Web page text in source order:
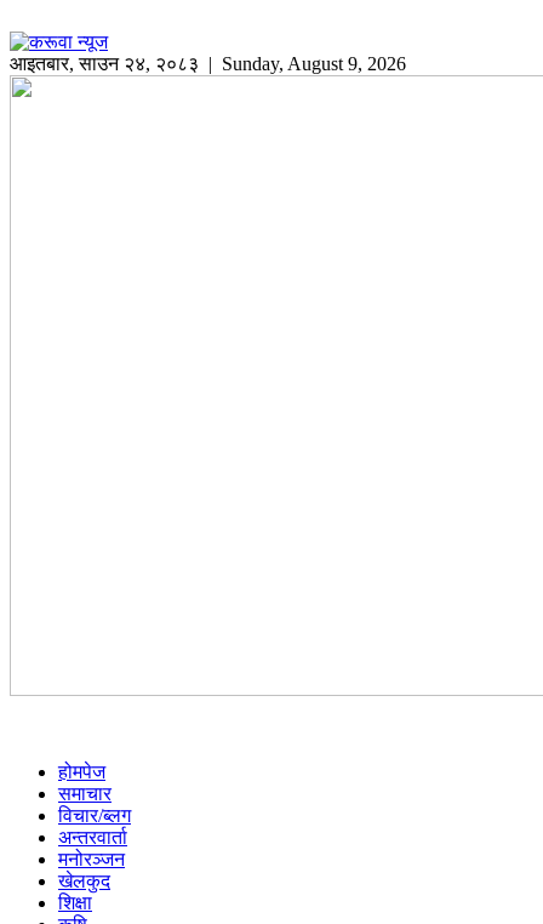
आइतबार,साउन २४, २०८३ | Sunday, August 9, 2026
होमपेज
समाचार
विचार/ब्लग
अन्तरवार्ता
मनोरञ्जन
खेलकुद
शिक्षा